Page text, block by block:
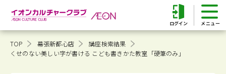
ログイン
TOP 幕張新都心店
講座検索結果
くせのない美しい字が書ける こども書きかた教室「硬筆のみ」